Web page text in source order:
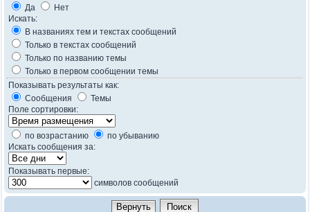
Да
Нет
Искать:
В названиях тем и текстах сообщений
Только в текстах сообщений
Только по названию темы
Только в первом сообщении темы
Показывать результаты как:
Сообщения
Темы
Поле сортировки:
по возрастанию
по убыванию
Искать сообщения за:
Показывать первые:
символов сообщений